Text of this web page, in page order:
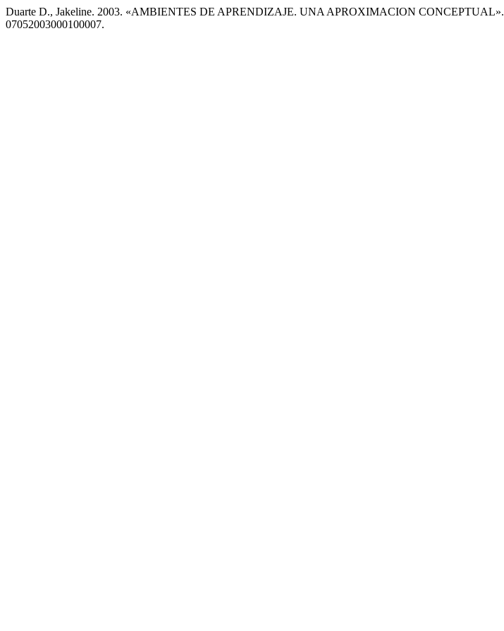
Duarte D., Jakeline. 2003. «AMBIENTES DE APRENDIZAJE. UNA APROXIMACION CONCEPTUAL».
07052003000100007.